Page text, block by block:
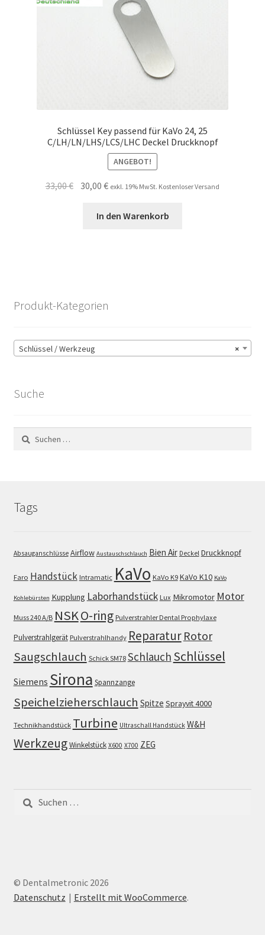
Schlüssel Key passend für KaVo 24, 25
C/LH/LN/LHS/LCS/LHC Deckel Druckknopf
ANGEBOT!
33,00€ Ursprünglicher
30,00€Aktueller
ist:
exkl. 19% MwSt. Kostenloser Versand
In den Warenkorb
Produkt-Kategorien
×
Schlüssel / Werkzeug
Suche
Suchen
nach:
Tags
Absauganschlüsse Airflow Austauschschlauch Bien Air Deckel Druckknopf
Faro Handstück Intramatic KaVo KaVo K9 KaVo K10 KaVo
Kohlebürsten Kupplung Laborhandstück Lux Mikromotor Motor
Muss 240 A/B NSKO-ring Pulverstrahler Dental Prophylaxe
Pulverstrahlgerät Pulverstrahlhandy Reparatur Rotor
Saugschlauch Schick SM78 Schlauch Schlüssel
Siemens Sirona Spannzange
Speichelzieherschlauch Spitze Sprayvit 4000
Technikhandstück Turbine Ultraschall Handstück W&H
WerkzeugWinkelstück X600 X700 ZEG
nach:
© Dentalmetronic 2026
Datenschutz
Erstellt mit WooCommerce.